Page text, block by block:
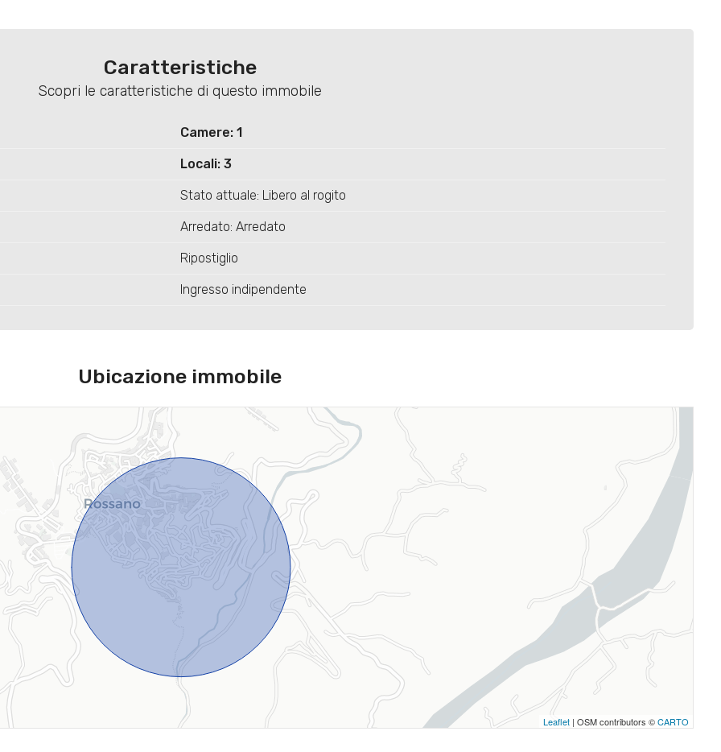
Caratteristiche
Scopri le caratteristiche di questo immobile
Camere: 1
Locali: 3
Stato attuale: Libero al rogito
Arredato: Arredato
Ripostiglio
Ingresso indipendente
Ubicazione immobile
Leaflet | OSM contributors ©CARTO